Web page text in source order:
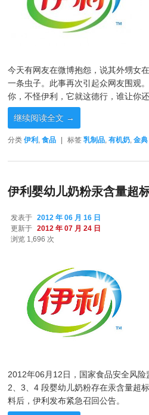
今天有网友在微博抱怨，说其外甥女
一条虫子。此事再次引起众网友围观
你，不怪伊利，它就这德行，谁让你还
继续阅读全文 →
分类 伊利 ,食品 标签 乳制品,有机奶,金典
伊利婴幼儿奶粉汞含量超
发表于
2012 年 06 月 16 日
更新于
2012 年 07 月 24 日
浏览 1,696 次
2012年06月12日，国家食品安全风
2、3、4 段婴幼儿奶粉存在汞含量超
料后，伊利发布紧急召回公告。